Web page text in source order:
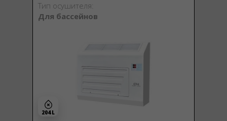
Тип осушителя:
Для бассейнов
204 L